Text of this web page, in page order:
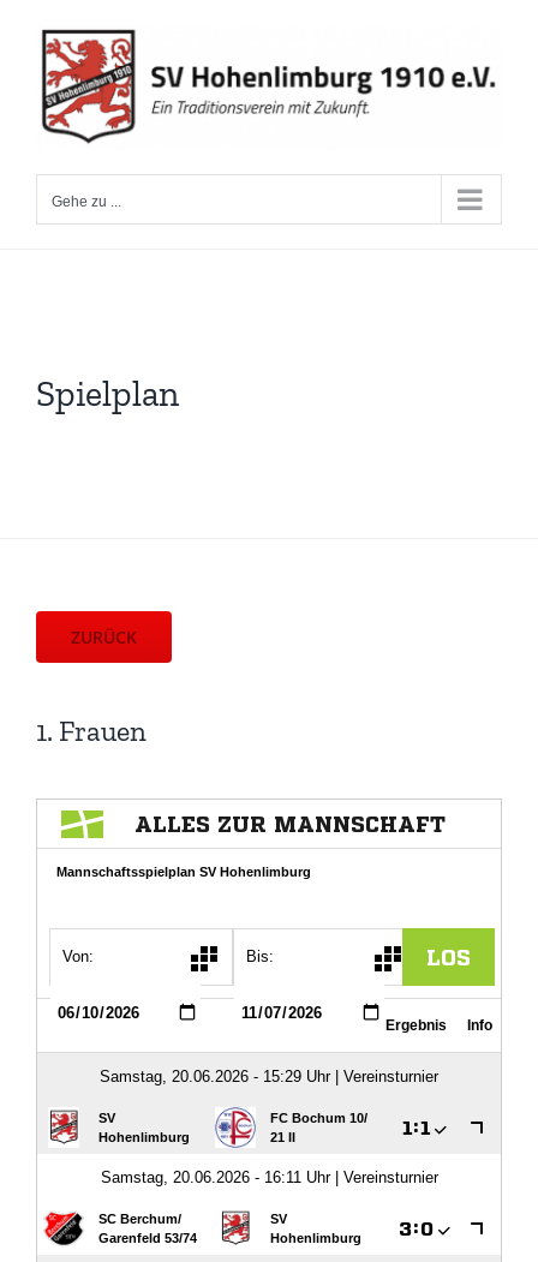
Inhalt
springen
Gehe zu ...
Spielplan
ZURÜCK
1. Frauen